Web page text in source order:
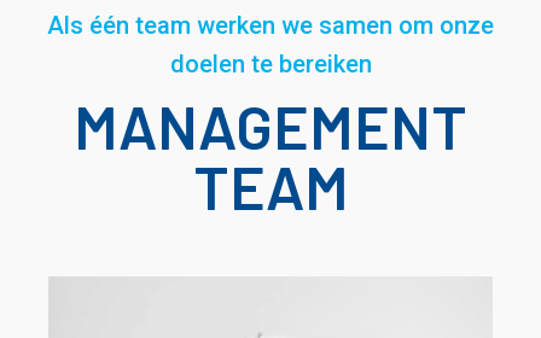
Als één team werken we samen om onze
doelen te bereiken
MANAGEMENT
TEAM